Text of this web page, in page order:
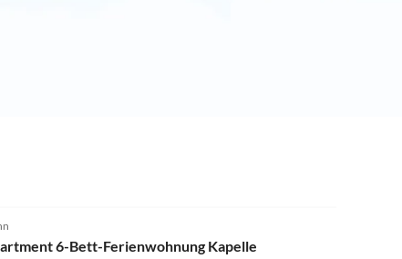
6-Bett-Ferienwohnung Kapelle